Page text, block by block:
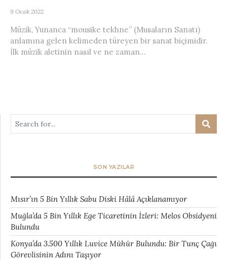
9 Ocak 2022
Müzik, Yunanca “mousike tekhne” (Musaların Sanatı)
anlamına gelen kelimeden türeyen bir sanat biçimidir.
İlk müzik aletinin nasıl ve ne zaman...
SON YAZILAR
Mısır’ın 5 Bin Yıllık Sabu Diski Hâlâ Açıklanamıyor
Muğla’da 5 Bin Yıllık Ege Ticaretinin İzleri: Melos Obsidyeni
Bulundu
Konya’da 3.500 Yıllık Luvice Mühür Bulundu: Bir Tunç Çağı
Görevlisinin Adını Taşıyor